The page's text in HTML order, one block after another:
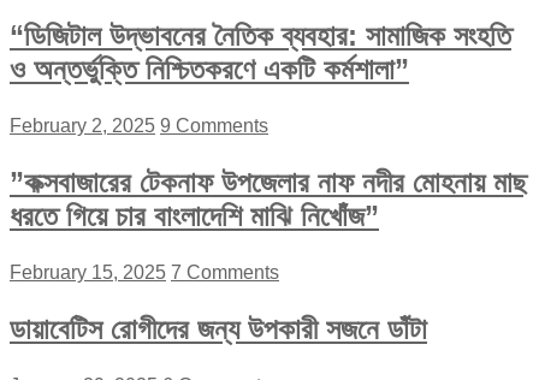
“ডিজিটাল উদ্ভাবনের নৈতিক ব্যবহার: সামাজিক সংহতি
ও অন্তর্ভুক্তি নিশ্চিতকরণে একটি কর্মশালা”
February 2, 2025 9 Comments
”কক্সবাজারের টেকনাফ উপজেলার নাফ নদীর মোহনায় মাছ
ধরতে গিয়ে চার বাংলাদেশি মাঝি নিখোঁজ”
February 15, 2025 7 Comments
ডায়াবেটিস রোগীদের জন্য উপকারী সজনে ডাঁটা